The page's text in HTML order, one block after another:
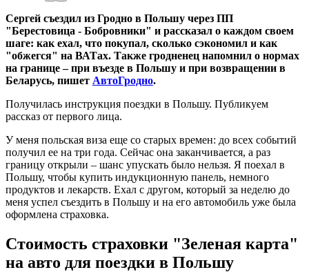
Сергей съездил из Гродно в Польшу через ПП
"Берестовица - Бобровники" и рассказал о каждом своем
шаге: как ехал, что покупал, сколько сэкономил и как
"обжегся" на ВАТах. Также гродненец напомнил о нормах
на границе – при въезде в Польшу и при возвращении в
Беларусь, пишет АвтоГродно.
Получилась инструкция поездки в Польшу. Публикуем
рассказ от первого лица.
У меня польская виза еще со старых времен: до всех событий
получил ее на три года. Сейчас она заканчивается, а раз
границу открыли – шанс упускать было нельзя. Я поехал в
Польшу, чтобы купить индукционную панель, немного
продуктов и лекарств. Ехал с другом, который за неделю до
меня успел съездить в Польшу и на его автомобиль уже была
оформлена страховка.
Стоимость страховки "Зеленая карта"
на авто для поездки в Польшу